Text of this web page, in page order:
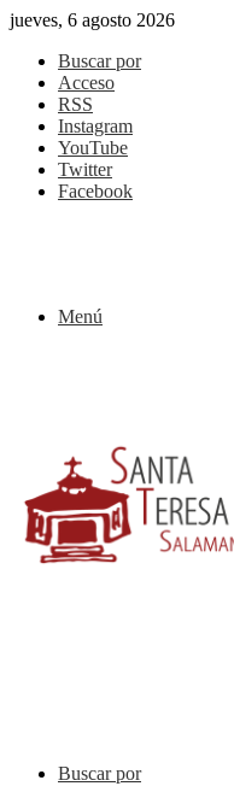
jueves, 6 agosto 2026
Buscar por
Acceso
RSS
Instagram
YouTube
Twitter
Facebook
Menú
Buscar por